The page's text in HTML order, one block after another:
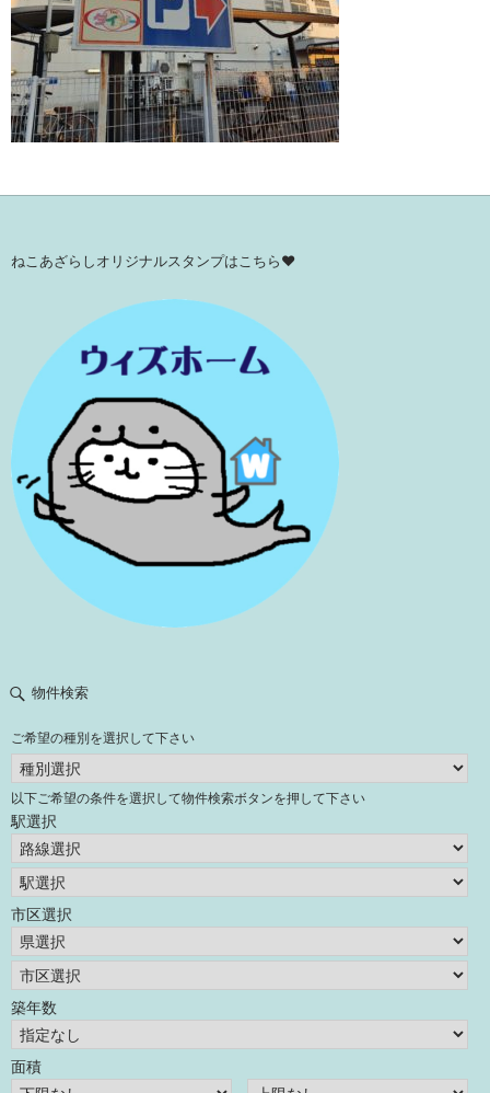
ねこあざらしオリジナルスタンプはこちら♥
物件検索
ご希望の種別を選択して下さい
以下ご希望の条件を選択して物件検索ボタンを押して下さい
駅選択
市区選択
築年数
面積